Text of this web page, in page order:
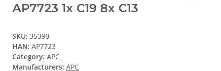
AP7723 1x C19 8x C13
SKU: 35390
HAN: AP7723
Category: APC
Manufacturers: APC